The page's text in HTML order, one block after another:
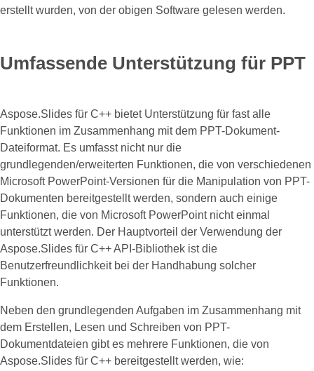
erstellt wurden, von der obigen Software gelesen werden.
Umfassende Unterstützung für PPT
Aspose.Slides für C++ bietet Unterstützung für fast alle
Funktionen im Zusammenhang mit dem PPT-Dokument-
Dateiformat. Es umfasst nicht nur die
grundlegenden/erweiterten Funktionen, die von verschiedenen
Microsoft PowerPoint-Versionen für die Manipulation von PPT-
Dokumenten bereitgestellt werden, sondern auch einige
Funktionen, die von Microsoft PowerPoint nicht einmal
unterstützt werden. Der Hauptvorteil der Verwendung der
Aspose.Slides für C++ API-Bibliothek ist die
Benutzerfreundlichkeit bei der Handhabung solcher
Funktionen.
Neben den grundlegenden Aufgaben im Zusammenhang mit
dem Erstellen, Lesen und Schreiben von PPT-
Dokumentdateien gibt es mehrere Funktionen, die von
Aspose.Slides für C++ bereitgestellt werden, wie: